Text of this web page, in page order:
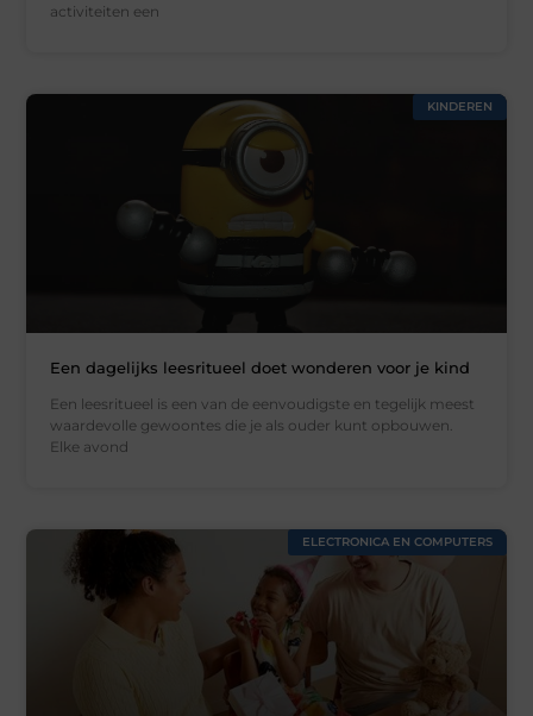
activiteiten een
KINDEREN
Een dagelijks leesritueel doet wonderen voor je kind
Een leesritueel is een van de eenvoudigste en tegelijk meest
waardevolle gewoontes die je als ouder kunt opbouwen.
Elke avond
ELECTRONICA EN COMPUTERS